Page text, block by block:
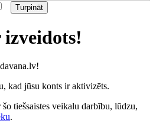
kad jūsu konts ir aktivizēts.
tiešsaistes veikalu darbību, lūdzu,
.